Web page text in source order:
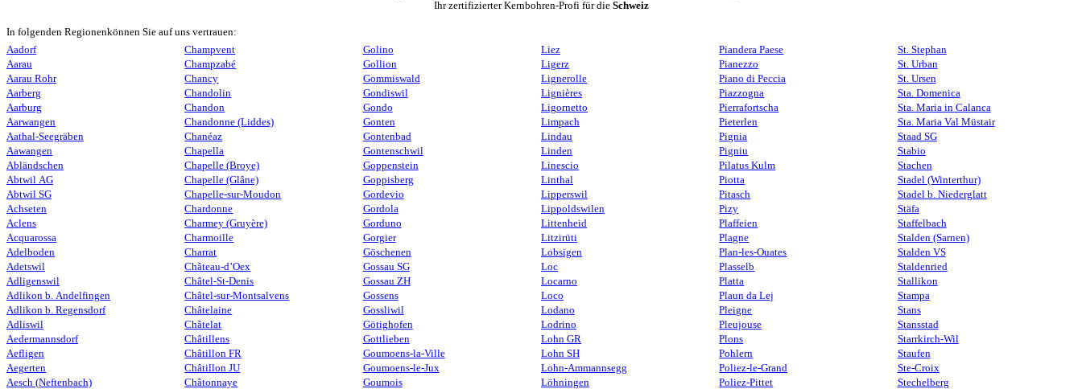
Ihr zertifizierter Kernbohren-Profi für die Schweiz
In folgenden Regionenkönnen Sie auf uns vertrauen:
Aadorf
Aarau
Aarau Rohr
Aarberg
Aarburg
Aarwangen
Aathal-Seegräben
Aawangen
Abländschen
Abtwil AG
Abtwil SG
Achseten
Aclens
Acquarossa
Adelboden
Adetswil
Adligenswil
Adlikon b. Andelfingen
Adlikon b. Regensdorf
Adliswil
Aedermannsdorf
Aefligen
Aegerten
Aesch (Neftenbach)
Champvent
Champzabé
Chancy
Chandolin
Chandon
Chandonne (Liddes)
Chanéaz
Chapella
Chapelle (Broye)
Chapelle (Glâne)
Chapelle-sur-Moudon
Chardonne
Charmey (Gruyère)
Charmoille
Charrat
Château-d’Oex
Châtel-St-Denis
Châtel-sur-Montsalvens
Châtelaine
Châtelat
Châtillens
Châtillon FR
Châtillon JU
Châtonnaye
Golino
Gollion
Gommiswald
Gondiswil
Gondo
Gonten
Gontenbad
Gontenschwil
Goppenstein
Goppisberg
Gordevio
Gordola
Gorduno
Gorgier
Göschenen
Gossau SG
Gossau ZH
Gossens
Gossliwil
Götighofen
Gottlieben
Goumoens-la-Ville
Goumoens-le-Jux
Goumois
Liez
Ligerz
Lignerolle
Lignières
Ligornetto
Limpach
Lindau
Linden
Linescio
Linthal
Lipperswil
Lippoldswilen
Littenheid
Litzirüti
Lobsigen
Loc
Locarno
Loco
Lodano
Lodrino
Lohn GR
Lohn SH
Lohn-Ammannsegg
Löhningen
Piandera Paese
Pianezzo
Piano di Peccia
Piazzogna
Pierrafortscha
Pieterlen
Pignia
Pigniu
Pilatus Kulm
Piotta
Pitasch
Pizy
Plaffeien
Plagne
Plan-les-Ouates
Plasselb
Platta
Plaun da Lej
Pleigne
Pleujouse
Plons
Pohlern
Poliez-le-Grand
Poliez-Pittet
St. Stephan
St. Urban
St. Ursen
Sta. Domenica
Sta. Maria in Calanca
Sta. Maria Val Müstair
Staad SG
Stabio
Stachen
Stadel (Winterthur)
Stadel b. Niederglatt
Stäfa
Staffelbach
Stalden (Sarnen)
Stalden VS
Staldenried
Stallikon
Stampa
Stans
Stansstad
Starrkirch-Wil
Staufen
Ste-Croix
Stechelberg